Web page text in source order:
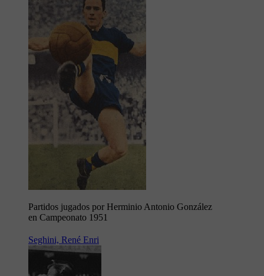
Partidos jugados por Herminio Antonio González
en Campeonato 1951
Seghini, René Enri